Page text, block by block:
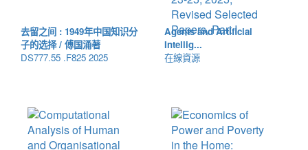
去留之间 : 1949年中国知识分
子的选择 / 傅国涌著
DS777.55 .F825 2025
Agents and Artificial
Intellig...
在線資源